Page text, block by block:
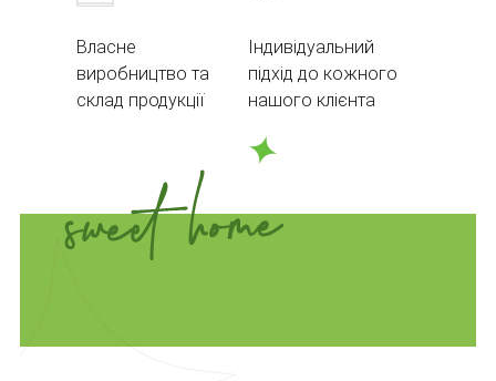
Власне
виробництво та
склад продукції
Індивідуальний
підхід до кожного
нашого клієнта